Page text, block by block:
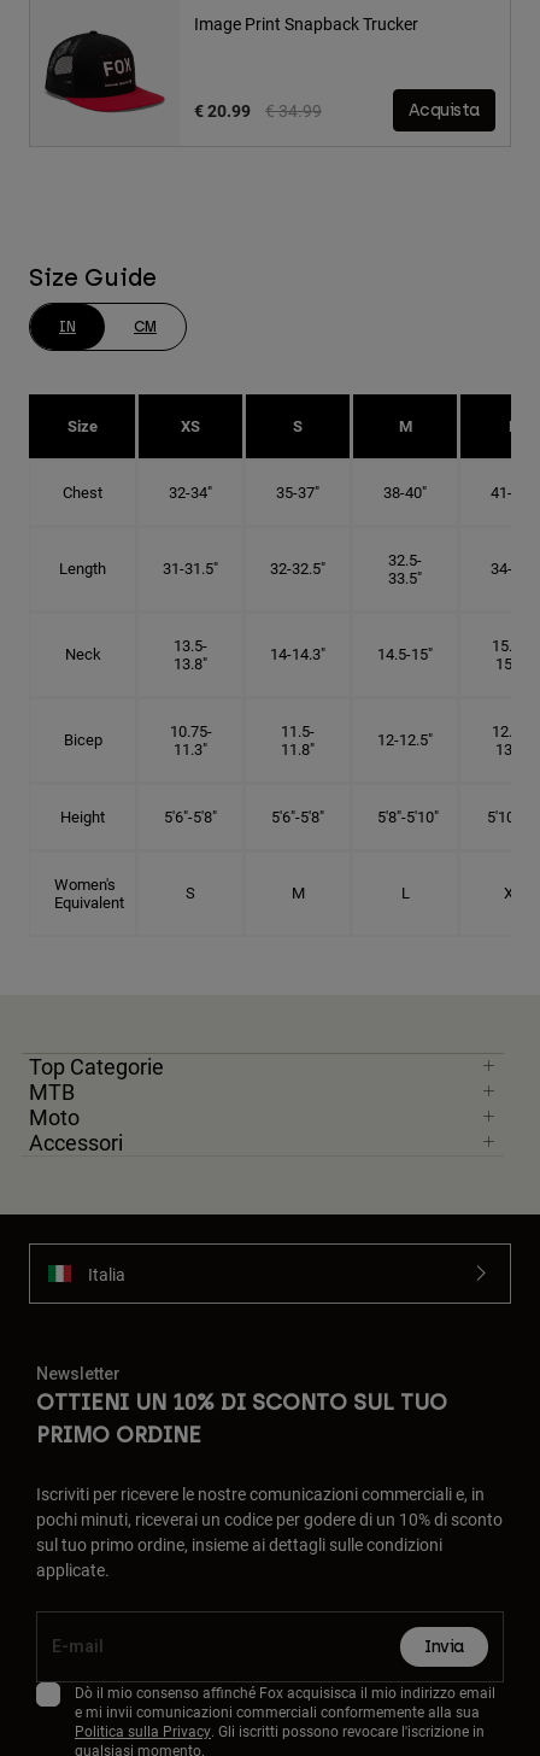
Image Print Snapback Trucker
Price reduced from
€ 34.99to
€ 20.99 Acquista
Size Guide
IN CM
Size XS S M L
Chest 32-34" 35-37" 38-40" 41-43"
Length 31-31.5" 32-32.5"
32.5-
33.5"
34-35"
Neck
13.5-
13.8"
14-14.3" 14.5-15"
15.25-
15.5"
Bicep
10.75-
11.3"
11.5-
11.8"
12-12.5"
12.75-
13.3"
Height 5'6"-5'8" 5'6"-5'8" 5'8"-5'10" 5'10"- 6'
Women's
Equivalent
S M L XL
Top Categorie
MTB
Moto
Accessori
Italia
Newsletter
OTTIENI UN 10% DI SCONTO SUL TUO
PRIMO ORDINE
Iscriviti per ricevere le nostre comunicazioni commerciali e, in
pochi minuti, riceverai un codice per godere di un 10% di sconto
sul tuo primo ordine, insieme ai dettagli sulle condizioni
applicate.
Invia
Dò il mio consenso affinché Fox acquisisca il mio indirizzo email
e mi invii comunicazioni commerciali conformemente alla sua
Politica sulla Privacy. Gli iscritti possono revocare l'iscrizione in
qualsiasi momento.